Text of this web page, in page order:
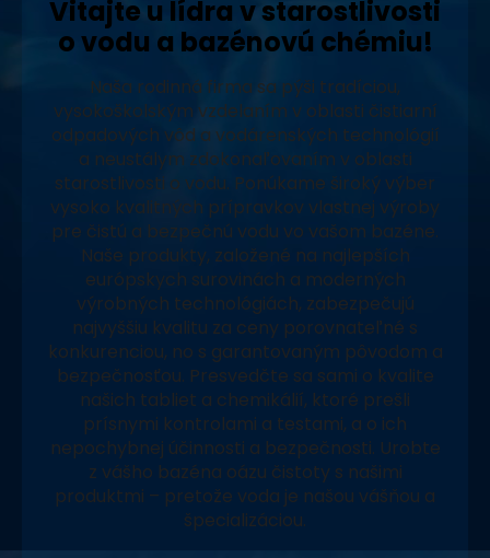
Vitajte u lídra v starostlivosti
o vodu a bazénovú chémiu!
Naša rodinná firma sa pýši tradíciou,
vysokoškolským vzdelaním v oblasti čistiarní
odpadových vôd a vodárenských technológií
a neustálym zdokonaľovaním v oblasti
starostlivosti o vodu. Ponúkame široký výber
vysoko kvalitných prípravkov vlastnej výroby
pre čistú a bezpečnú vodu vo vašom bazéne.
Naše produkty, založené na najlepších
európskych surovinách a moderných
výrobných technológiách, zabezpečujú
najvyššiu kvalitu za ceny porovnateľné s
konkurenciou, no s garantovaným pôvodom a
bezpečnosťou. Presvedčte sa sami o kvalite
našich tabliet a chemikálií, ktoré prešli
prísnymi kontrolami a testami, a o ich
nepochybnej účinnosti a bezpečnosti. Urobte
z vášho bazéna oázu čistoty s našimi
produktmi – pretože voda je našou vášňou a
špecializáciou.